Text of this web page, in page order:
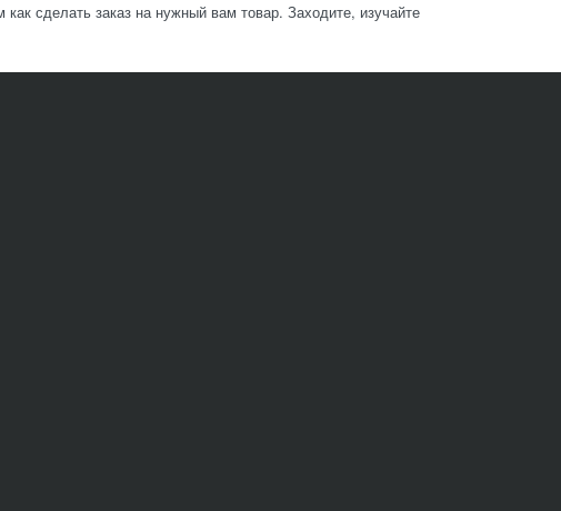
сделать заказ на нужный вам товар. Заходите, изучайте